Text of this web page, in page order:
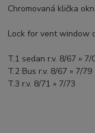
Chromovaná klička
Lock for vent window
T.1 sedan r.v. 8/67 » 7/
T.2 Bus r.v. 8/67 » 7/79
T.3 r.v. 8/71 » 7/73